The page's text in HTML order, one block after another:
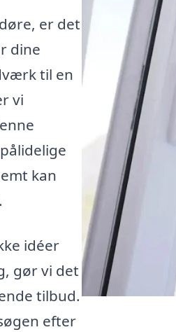
er det
dine
til en
vi
kan
idéer
gør vi det
tilbud.
efter